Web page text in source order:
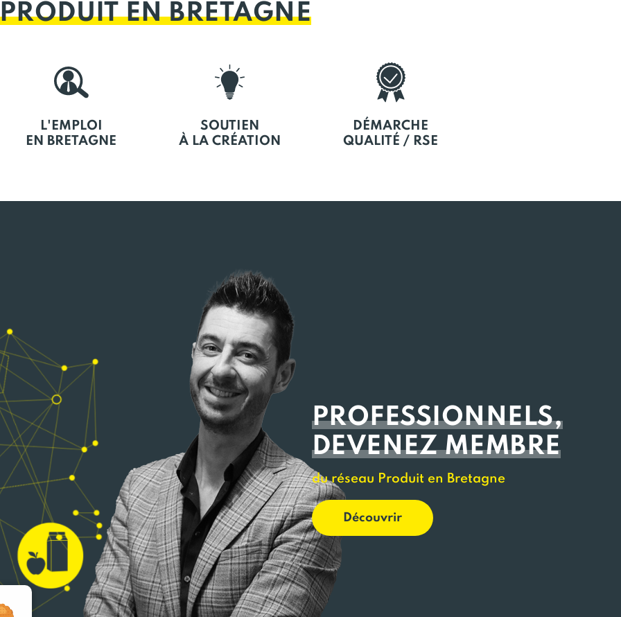
EN BRETAGNE
L'EMPLOI
EN BRETAGNE
SOUTIEN
À LA CRÉATION
DÉMARCHE
QUALITÉ / RSE
PROFESSIONNELS,
DEVENEZ MEMBRE
du réseau Produit en Bretagne
Découvrir